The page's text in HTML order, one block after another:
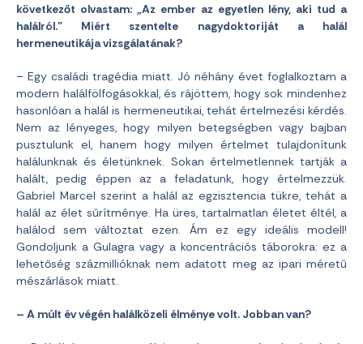
következőt olvastam: „Az ember az egyetlen lény, aki tud a
halálról.” Miért szentelte nagydoktoriját a halál
hermeneutikája vizsgálatának?
– Egy családi tragédia miatt. Jó néhány évet foglalkoztam a
modern halálfölfogásokkal, és rájöttem, hogy sok mindenhez
hasonlóan a halál is hermeneutikai, tehát értelmezési kérdés.
Nem az lényeges, hogy milyen betegségben vagy bajban
pusztulunk el, hanem hogy milyen értelmet tulajdonítunk
halálunknak és életünknek. Sokan értelmetlennek tartják a
halált, pedig éppen az a feladatunk, hogy értelmezzük.
Gabriel Marcel szerint a halál az egzisztencia tükre, tehát a
halál az élet sűrítménye. Ha üres, tartalmatlan életet éltél, a
halálod sem változtat ezen. Ám ez egy ideális modell!
Gondoljunk a Gulagra vagy a koncentrációs táborokra: ez a
lehetőség százmillióknak nem adatott meg az ipari méretű
mészárlások miatt.
– A múlt év végén halálközeli élménye volt. Jobban van?